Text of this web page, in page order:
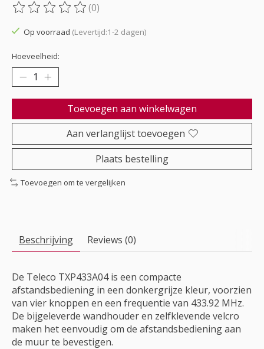
De beoordeling van dit product is
(0)
Op voorraad (Levertijd:1-2 dagen)
Hoeveelheid:
Toevoegen aan winkelwagen
Aan verlanglijst toevoegen
Plaats bestelling
Toevoegen om te vergelijken
Beschrijving Reviews (0)
De Teleco TXP433A04 is een compacte
afstandsbediening in een donkergrijze kleur, voorzien
van vier knoppen en een frequentie van 433.92 MHz.
De bijgeleverde wandhouder en zelfklevende velcro
maken het eenvoudig om de afstandsbediening aan
de muur te bevestigen.